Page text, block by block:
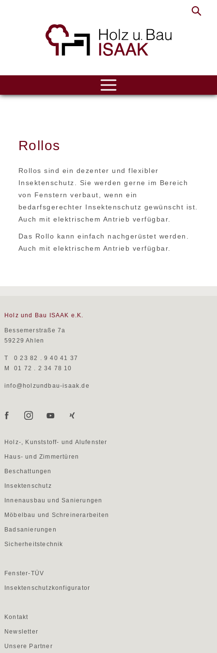
KONTAKT
Rollos
Rollos sind ein dezenter und flexibler
Insektenschutz. Sie werden gerne im Bereich
von Fenstern verbaut, wenn ein
bedarfsgerechter Insektenschutz gewünscht ist.
Auch mit elektrischem Antrieb verfügbar.
Das Rollo kann einfach nachgerüstet werden.
Auch mit elektrischem Antrieb verfügbar.
Holz und Bau ISAAK e.K.
Bessemerstraße 7a
59229 Ahlen
T
0 23 82 . 9 40 41 37
M
01 72 . 2 34 78 10
info@holzundbau-isaak.de
Holz-, Kunststoff- und Alufenster
Haus- und Zimmertüren
Beschattungen
Insektenschutz
Innenausbau und Sanierungen
Möbelbau und Schreinerarbeiten
Badsanierungen
Sicherheitstechnik
Fenster-TÜV
Insektenschutzkonfigurator
Kontakt
Newsletter
Unsere Partner